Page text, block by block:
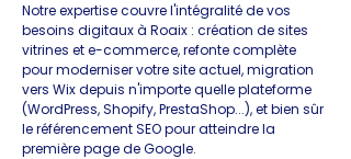
Notre expertise couvre l'intégralité de vos
besoins digitaux à Roaix : création de sites
vitrines et e-commerce, refonte complète
pour moderniser votre site actuel, migration
vers Wix depuis n'importe quelle plateforme
(WordPress, Shopify, PrestaShop...), et bien sûr
le référencement SEO pour atteindre la
première page de Google.